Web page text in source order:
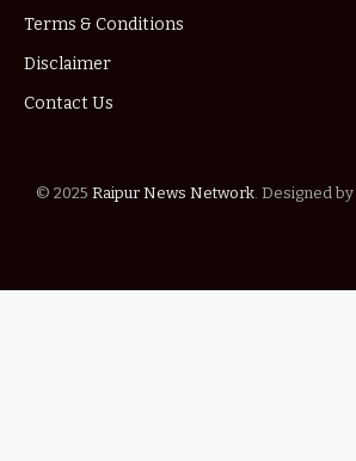
Terms & Conditions
Disclaimer
Contact Us
© 2025 Raipur News Network. Designed by